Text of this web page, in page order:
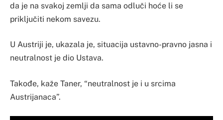
da je na svakoj zemlji da sama odluči hoće li se
priključiti nekom savezu.
U Austriji je, ukazala je, situacija ustavno-pravno jasna i
neutralnost je dio Ustava.
Takođe, kaže Taner, “neutralnost je i u srcima
Austrijanaca”.